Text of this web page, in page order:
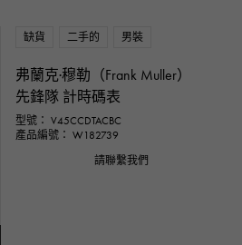
缺貨 二手的 男裝
弗蘭克·穆勒（Frank Muller）
先鋒隊 計時碼表
型號： V45CCDTACBC
產品編號： W182739
請聯繫我們